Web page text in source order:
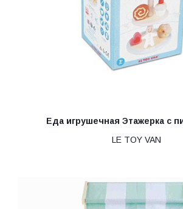
Еда игрушечная Этажерка с
LE TOY VAN